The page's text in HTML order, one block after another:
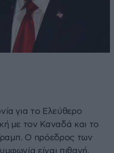
για το Ελεύθερο
με τον Καναδά και το
Ο πρόεδρος των
είναι πιθανή,